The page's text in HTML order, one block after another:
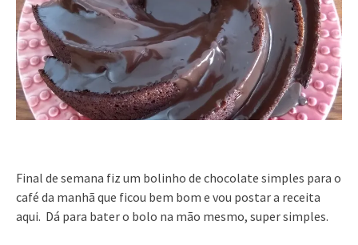
Final de semana fiz um bolinho de chocolate simples para o
café da manhã que ficou bem bom e vou postar a receita
aqui. Dá para bater o bolo na mão mesmo, super simples.